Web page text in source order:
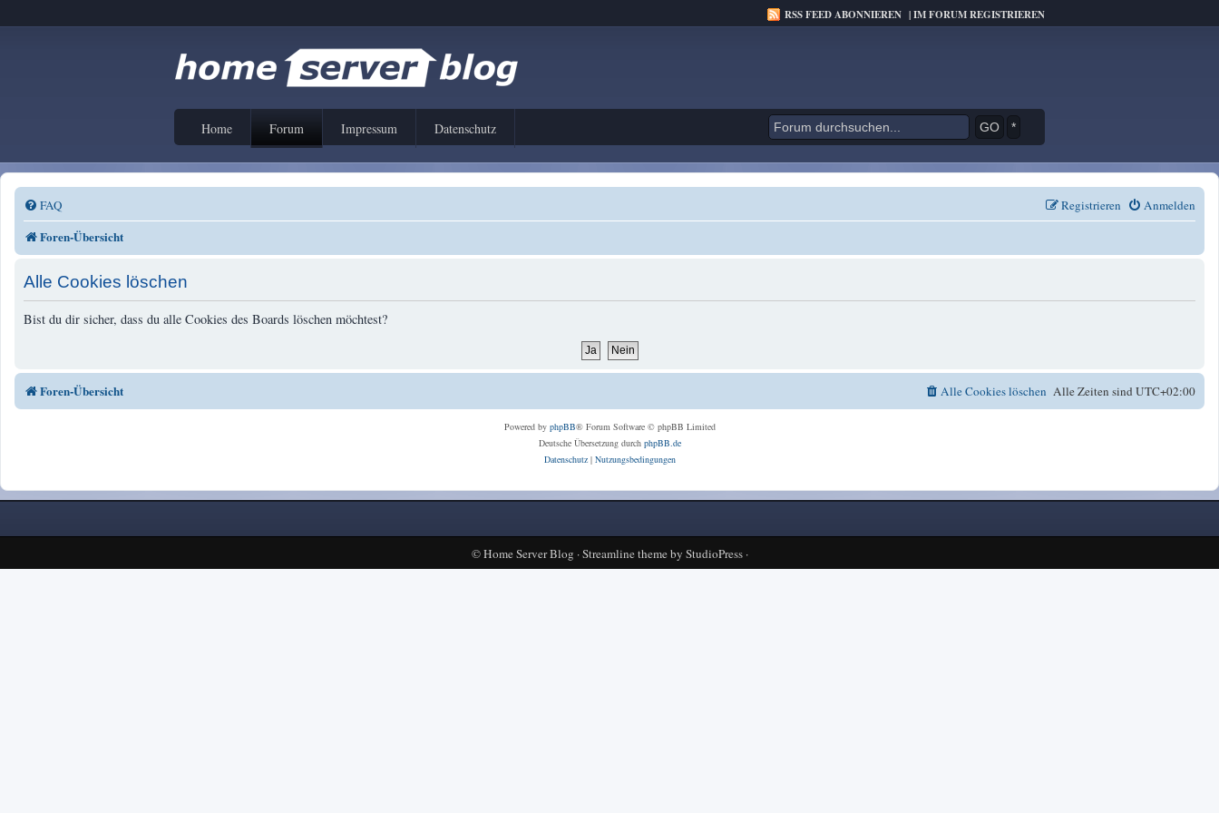
RSS FEED ABONNIEREN |IM FORUM REGISTRIEREN
Home Forum Impressum Datenschutz *
FAQ Anmelden
Registrieren
Foren-Übersicht
Alle Cookies löschen
Bist du dir sicher, dass du alle Cookies des Boards löschen möchtest?
Foren-Übersicht Alle Zeiten sindUTC+02:00
Alle Cookies löschen
Powered by phpBB® Forum Software © phpBB Limited
Deutsche Übersetzung durch phpBB.de
Datenschutz| Nutzungsbedingungen
©Home Server Blog ·Streamline themeby StudioPress·